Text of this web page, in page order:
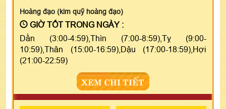
Hoàng đạo (kim quỹ hoàng đạo)
GIỜ TỐT TRONG NGÀY :
Dần (3:00-4:59),Thìn (7:00-8:59),Tỵ (9:00-
10:59),Thân (15:00-16:59),Dậu (17:00-18:59),Hợi
(21:00-22:59)
XEM CHI TIẾT